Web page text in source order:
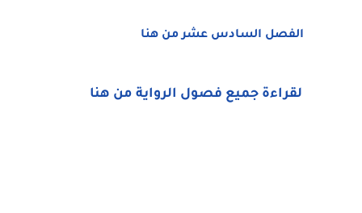
الفصل السادس عشر من هنا
لقراءة جميع فصول الرواية من هنا